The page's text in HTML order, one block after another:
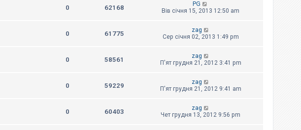
0 62168
PG
Вів січня 15, 2013 12:50 am
0 61775
zag
Сер січня 02, 2013 1:49 pm
0 58561
zag
П'ят грудня 21, 2012 3:41 pm
0 59229
zag
П'ят грудня 21, 2012 9:41 am
0 60403
zag
Чет грудня 13, 2012 9:56 pm